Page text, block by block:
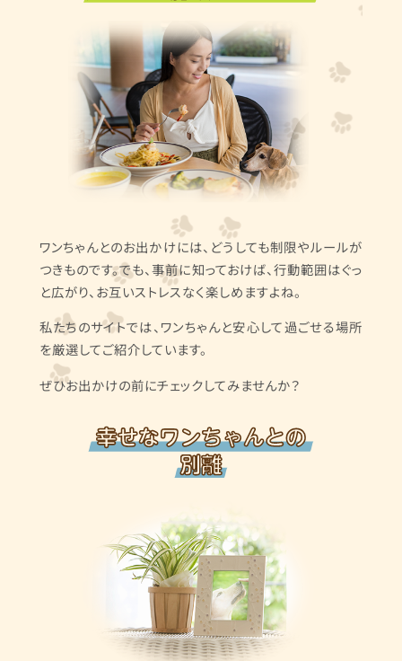
ワンちゃんとのお出かけには、どうしても制限やルールが
つきものです。でも、事前に知っておけば、行動範囲はぐっ
と広がり、お互いストレスなく楽しめますよね。
私たちのサイトでは、ワンちゃんと安心して過ごせる場所
を厳選してご紹介しています。
ぜひお出かけの前にチェックしてみませんか？